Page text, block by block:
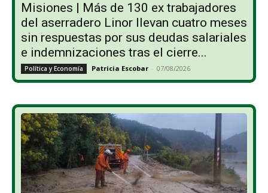
Misiones | Más de 130 ex trabajadores
del aserradero Linor llevan cuatro meses
sin respuestas por sus deudas salariales
e indemnizaciones tras el cierre...
Política y Economía Patricia Escobar - 07/08/2026